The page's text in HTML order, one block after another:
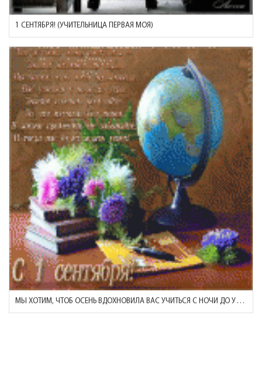
1 СЕНТЯБРЯ! (УЧИТЕЛЬНИЦА ПЕРВАЯ МОЯ)
МЫ ХОТИМ, ЧТОБ ОСЕНЬ ВДОХНОВИЛА ВАС УЧИТЬСЯ С НОЧИ ДО УТРА!